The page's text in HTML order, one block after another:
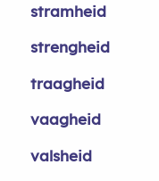
stramheid
strengheid
traagheid
vaagheid
valsheid